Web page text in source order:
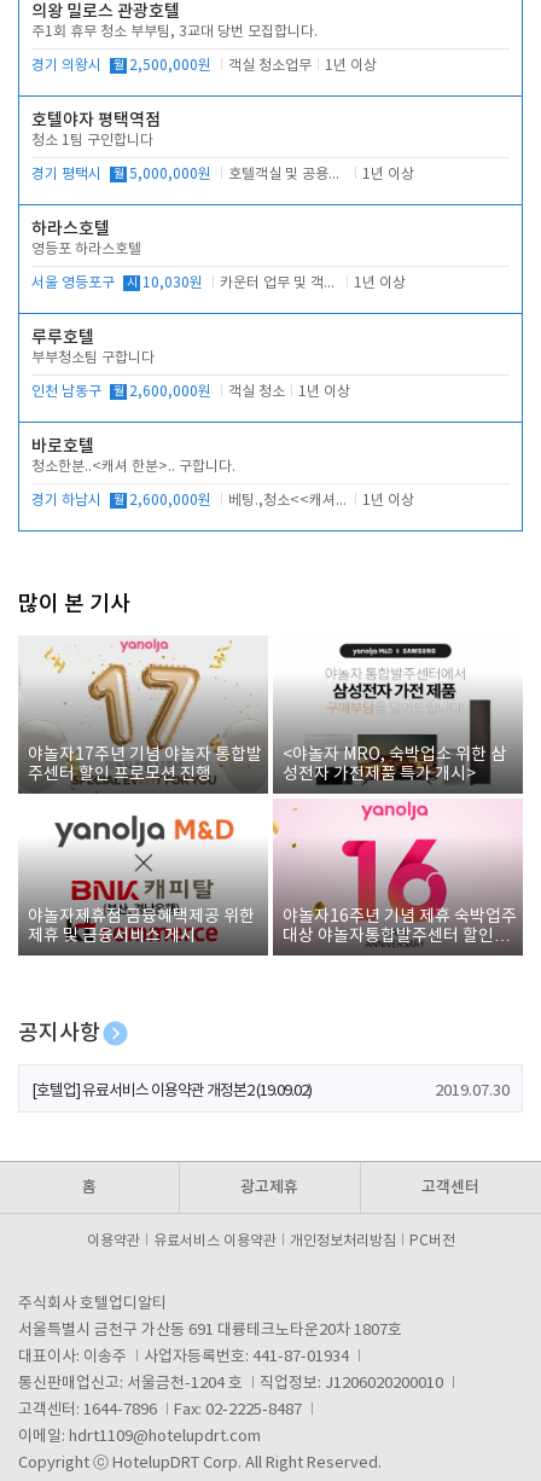
의왕 밀로스 관광호텔
주1회 휴무 청소 부부팀, 3교대 당번 모집합니다.
경기 의왕시 월 2,500,000원 객실 청소업무 1년 이상
호텔야자 평택역점
청소 1팀 구인합니다
경기 평택시 월 5,000,000원 호텔객실 및 공용시설 청소 관리 1년 이상
하라스호텔
영등포 하라스호텔
서울 영등포구 시 10,030원 카운터 업무 및 객실관리(청소상태 확인, 객실판매) 1년 이상
루루호텔
부부청소팀 구합니다
인천 남동구 월 2,600,000원 객실 청소 1년 이상
바로호텔
청소한분..<캐셔 한분>.. 구합니다.
경기 하남시 월 2,600,000원 베팅.,청소<<캐셔 모셔봅니다. 1년 이상
많이 본 기사
야놀자17주년 기념 야놀자 통합발
주센터 할인 프로모션 진행
<야놀자 MRO, 숙박업소 위한 삼
성전자 가전제품 특가 개시>
야놀자제휴점 금융혜택제공 위한
제휴 및 금융서비스 게시
야놀자16주년 기념 제휴 숙박업주
대상 야놀자통합발주센터 할인쿠
폰 증정
공지사항
[호텔업] 개인정보 처리방침 개정본1 (19.09.02)
[호텔업] 유료서비스 이용약관 개정본2 (19.09.02) 2019.07.30
홈 광고제휴 고객센터
이용약관 유료서비스 이용약관 개인정보처리방침 PC버전
주식회사 호텔업디알티
서울특별시 금천구 가산동 691 대륭테크노타운20차 1807호
대표이사: 이송주
사업자등록번호: 441-87-01934
통신판매업신고: 서울금천-1204 호
직업정보: J1206020200010
고객센터: 1644-7896
Fax: 02-2225-8487
이메일: hdrt1109@hotelupdrt.com
Copyright ⓒ HotelupDRT Corp. All Right Reserved.